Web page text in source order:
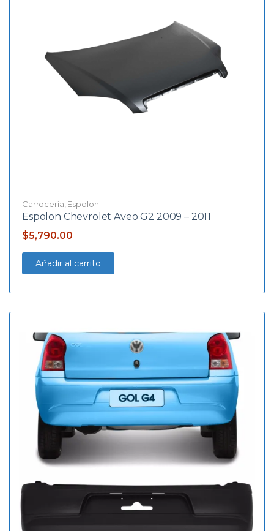
Carrocería Espolon
Espolon Chevrolet Aveo G2 2009 – 2011
$5,790.00
Añadir al carrito